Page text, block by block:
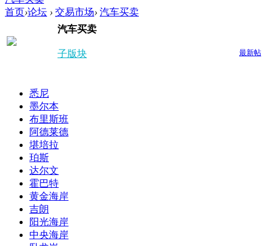
首页›论坛 › 交易市场› 汽车买卖
汽车买卖
子版块 最新帖
悉尼
墨尔本
布里斯班
阿德莱德
堪培拉
珀斯
达尔文
霍巴特
黄金海岸
吉朗
阳光海岸
中央海岸